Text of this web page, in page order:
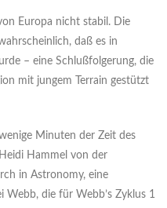
Europa nicht stabil. Die
daß es in
– eine Schlußfolgerung, die
mit jungem Terrain gestützt
Minuten der Zeit des
Hammel von der
in Astronomy, eine
Webb, die für Webb’s Zyklus 1